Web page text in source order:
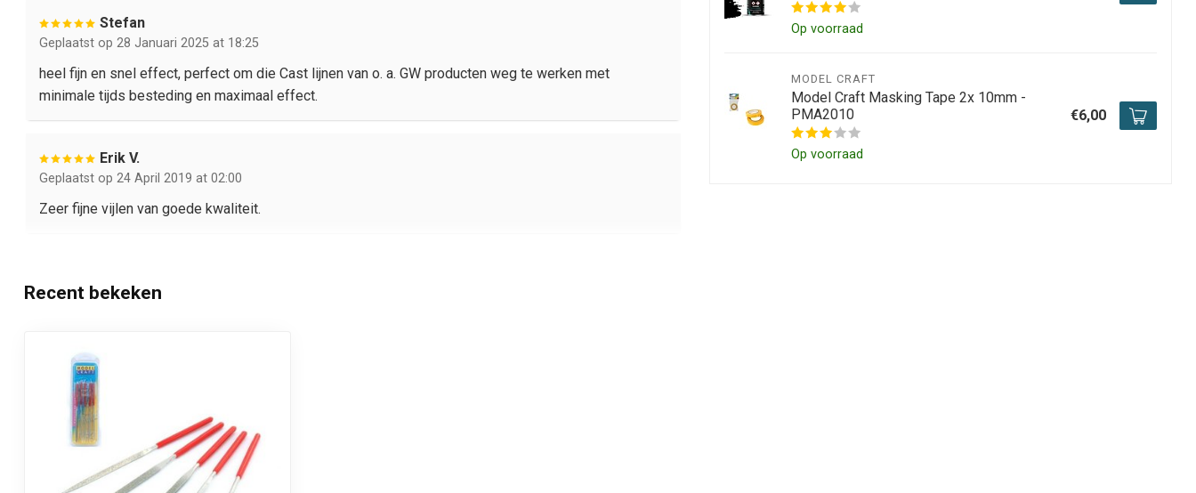
Stefan
Geplaatst op 28 Januari 2025 at 18:25
heel fijn en snel effect, perfect om die Cast lijnen van o. a. GW producten weg te werken met
minimale tijds besteding en maximaal effect.
Erik V.
Geplaatst op 24 April 2019 at 02:00
Zeer fijne vijlen van goede kwaliteit.
Op voorraad
MODEL CRAFT
Model Craft Masking Tape 2x 10mm -
PMA2010
Op voorraad
€6,00
Recent bekeken